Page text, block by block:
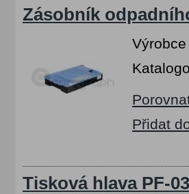
Zásobník
Přidat
Tisková hlava PF-03